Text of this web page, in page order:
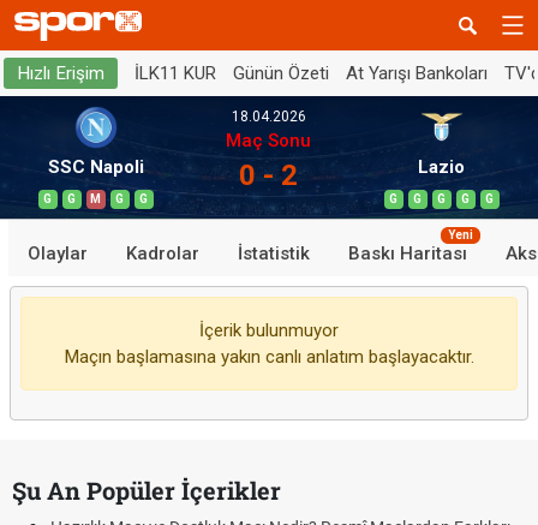
Hızlı Erişim İLK11 KUR Günün Özeti At Yarışı Bankoları
SSC Napoli
G G M G G
18.04.2026
Maç Sonu
0 - 2 Lazio
G G G G G
Olaylar Kadrolar İstatistik Baskı Haritası
Yeni
İçerik bulunmuyor
Maçın başlamasına yakın canlı anlatım başlayacaktır.
Şu An Popüler İçerikler